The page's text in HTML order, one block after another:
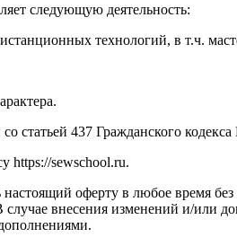
следующую деятельность:
технологий, в т.ч.
статьей 437 Гражданского
https://sewschool.ru.
оферту в любое время
внесения изменений и/или